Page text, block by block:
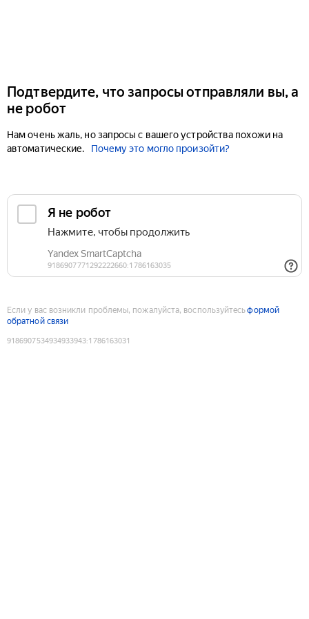
Подтвердите, что запросы отправляли вы, а
не робот
Нам очень жаль, но запросы с вашего устройства похожи на
автоматические.
Почему это могло произойти?
Если у вас возникли проблемы, пожалуйста, воспользуйтесьформой
обратной связи
9186907534934933943:1786163031